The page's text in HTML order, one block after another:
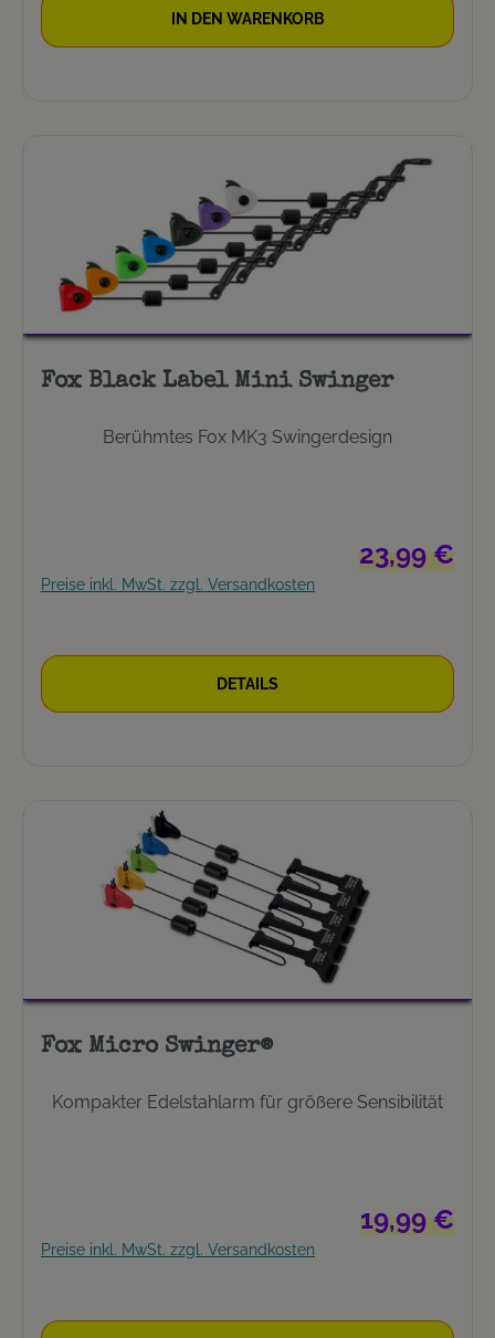
IN DEN WARENKORB
Fox Black Label Mini Swinger
Berühmtes Fox MK3 Swingerdesign
Regulärer
23,99 €
Preise inkl. MwSt. zzgl. Versandkosten
DETAILS
Fox Micro Swinger®
Kompakter Edelstahlarm für größere Sensibilität
Regulärer
19,99 €
Preise inkl. MwSt. zzgl. Versandkosten